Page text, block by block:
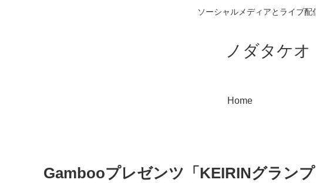
ソーシャルメディアとライブ
ノダタケ
Home
Gambooプレゼンツ「KEIRINグラン